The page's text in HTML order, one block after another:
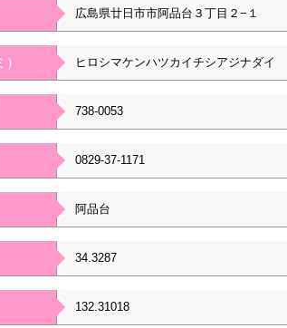
広島県廿日市市阿品台３丁目２−１
ヒロシマケンハツカイチシアジナダイ
738-0053
0829-37-1171
阿品台
34.3287
132.31018